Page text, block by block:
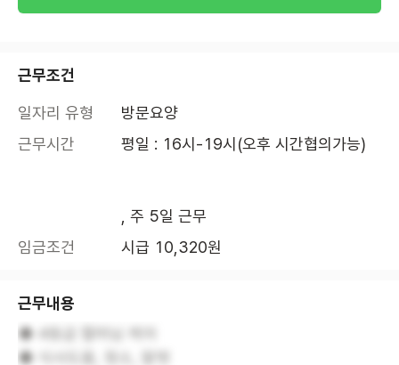
근무조건
일자리 유형
방문요양
근무시간
평일 : 16시-19시(오후 시간협의가능)
, 주 5일 근무
임금조건
시급 10,320원
근무내용
◆ 4등급 할머님 케어
◆ 식사도움, 청소, 말벗